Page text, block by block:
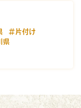
＃片付け
県